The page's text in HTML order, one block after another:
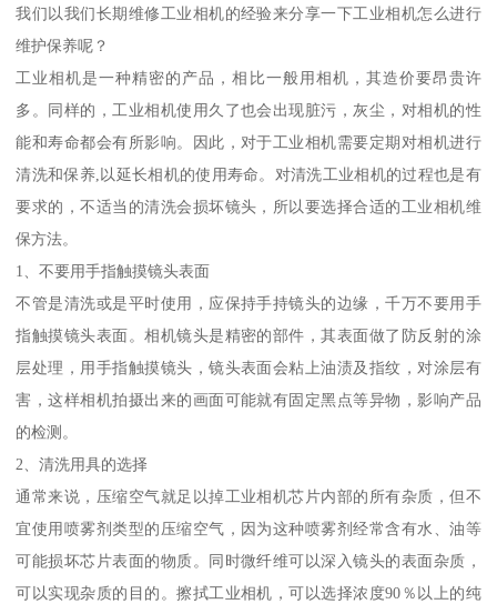
我们以我们长期维修工业相机的经验来分享一下工业相机怎么进行
维护保养呢？
工业相机是一种精密的产品，相比一般用相机，其造价要昂贵许
多。同样的，工业相机使用久了也会出现脏污，灰尘，对相机的性
能和寿命都会有所影响。因此，对于工业相机需要定期对相机进行
清洗和保养,以延长相机的使用寿命。对清洗工业相机的过程也是有
要求的，不适当的清洗会损坏镜头，所以要选择合适的工业相机维
保方法。
1、不要用手指触摸镜头表面
不管是清洗或是平时使用，应保持手持镜头的边缘，千万不要用手
指触摸镜头表面。相机镜头是精密的部件，其表面做了防反射的涂
层处理，用手指触摸镜头，镜头表面会粘上油渍及指纹，对涂层有
害，这样相机拍摄出来的画面可能就有固定黑点等异物，影响产品
的检测。
2、清洗用具的选择
通常来说，压缩空气就足以掉工业相机芯片内部的所有杂质，但不
宜使用喷雾剂类型的压缩空气，因为这种喷雾剂经常含有水、油等
可能损坏芯片表面的物质。同时微纤维可以深入镜头的表面杂质，
可以实现杂质的目的。擦拭工业相机，可以选择浓度90％以上的纯